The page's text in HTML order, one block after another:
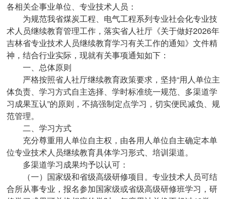
各相关企事业单位、专业技术人员：
为规范我省煤炭工程、电气工程系列专业社会化专业技
术人员继续教育管理工作，落实省人社厅《关于做好2026年
吉林省专业技术人员继续教育学习有关工作的通知》文件精
神，结合行业实际，现就有关事项通知如下：
一、总体原则
严格按照省人社厅继续教育政策要求，坚持“用人单位主
体负责、学习方式自主选择、学时标准统一规范、多渠道学
习成果互认”的原则，不搞强制定点学习，切实便民减负、规
范管理。
二、学习方式
充分尊重用人单位自主权，由各用人单位自主确定本单
位专业技术人员继续教育具体学习形式、培训渠道。
多渠道学习成果均予以认可：
（一）国家级和省级高级研修项目。专业技术人员可结
合所从事专业，报名参加国家级或省级高级研修班学习，研